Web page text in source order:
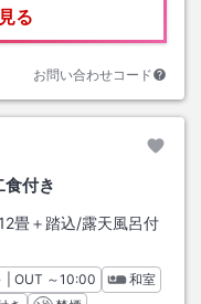
る
お問い合わせコード
付き
12畳＋踏込/露天風呂付
イン
| OUT チェックアウト
～10:00
和室